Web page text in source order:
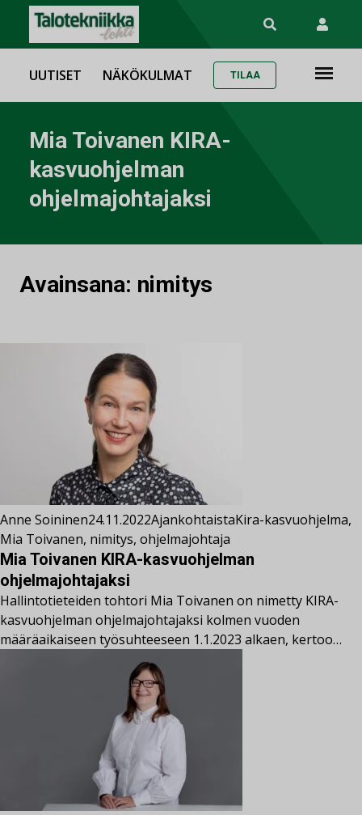
UUTISET NÄKÖKULMAT TILAA
Mia Toivanen KIRA-
kasvuohjelman
ohjelmajohtajaksi
Avainsana: nimitys
Anne Soininen24.11.2022AjankohtaistaKira-kasvuohjelma,
Mia Toivanen, nimitys, ohjelmajohtaja
Mia Toivanen KIRA-kasvuohjelman
ohjelmajohtajaksi
Hallintotieteiden tohtori Mia Toivanen on nimetty KIRA-
kasvuohjelman ohjelmajohtajaksi kolmen vuoden
määräaikaiseen työsuhteeseen 1.1.2023 alkaen, kertoo…